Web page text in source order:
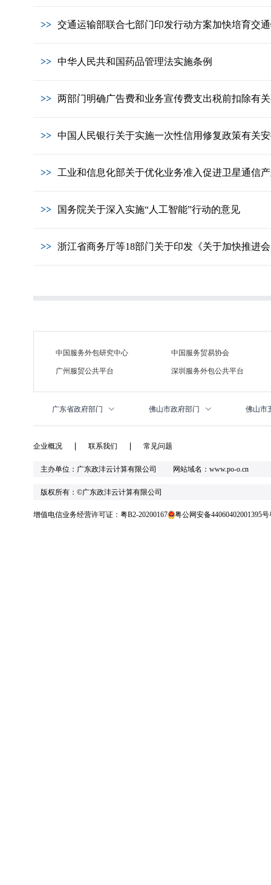
>> 交通运输部联合七部门印发行动方案加快培育交
>> 中华人民共和国药品管理法实施条例
>> 两部门明确广告费和业务宣传费支出税前扣除有
>> 中国人民银行关于实施一次性信用修复政策有关
>> 工业和信息化部关于优化业务准入促进卫星通信
>> 国务院关于深入实施“人工智能”行动的意见
>> 浙江省商务厅等18部门关于印发《关于加快推进
中国服务外包研究中心
广州服贸公共平台
中国服务贸易协会
深圳服务外包公共平台
广东省政府部门 佛山市政府部门 佛山市
企业概况 联系我们 常见问题
主办单位：广东政沣云计算有限公司 网站域名：www.po-o.cn
版权所有：©广东政沣云计算有限公司
增值电信业务经营许可证：粤B2-20200167 粤公网安备44060402001395号